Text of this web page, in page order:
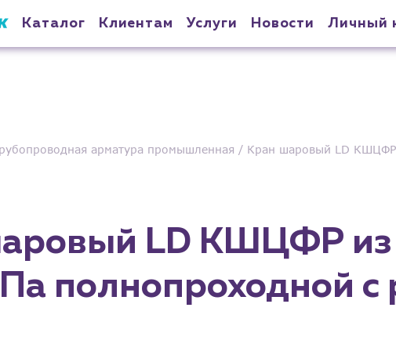
Каталог Клиентам Услуги Новости Личный
арматура промышленная
Кран шаровый LD КШЦФР
LD КШЦФР из
полнопроходной с